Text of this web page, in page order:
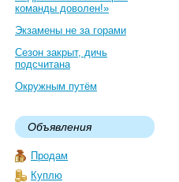
команды доволен!»
Экзамены не за горами
Сезон закрыт, дичь
подсчитана
Окружным путём
Объявления
Продам
Куплю